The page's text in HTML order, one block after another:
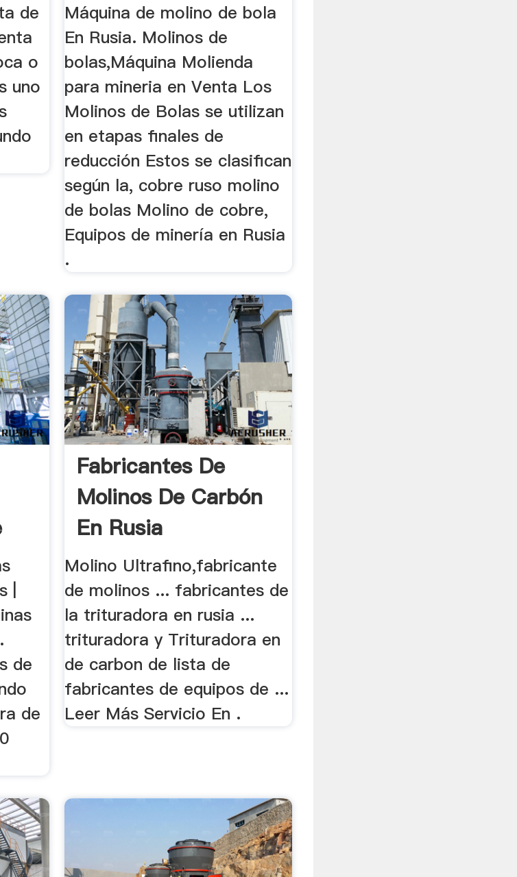
de
o
uno
Máquina de molino de bola
En Rusia. Molinos de
bolas,Máquina Molienda
para mineria en Venta Los
Molinos de Bolas se utilizan
en etapas finales de
reducción Estos se clasifican
según la, cobre ruso molino
de bolas Molino de cobre,
Equipos de minería en Rusia
.
de
de
Fabricantes De
Molinos De Carbón
En Rusia
Molino Ultrafino,fabricante
de molinos ... fabricantes de
la trituradora en rusia ...
trituradora y Trituradora en
de carbon de lista de
fabricantes de equipos de ...
Leer Más Servicio En .